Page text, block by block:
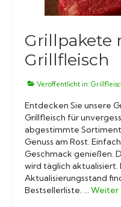
Grillpakete
Grillfleisch
Veröffentlicht in:
Entdecken Sie unsere
Grillfleisch für
abgestimmte
Genuss am Rost.
Geschmack genießen.
wird täglich
Aktualisierungsstand
Bestsellerliste. … Weiter